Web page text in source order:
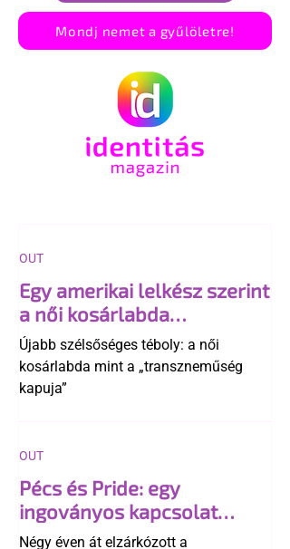
Mondj nemet a gyűlöletre!
Egy amerikai lelkész szerint
a női kosárlabda
transzneműséghez vezet
Újabb szélsőséges téboly: a női
kosárlabda mint a „transzneműség
kapuja”
OUT
Pécs és Pride: egy
ingoványos kapcsolat
története
Négy éven át elzárkózott a
OUT